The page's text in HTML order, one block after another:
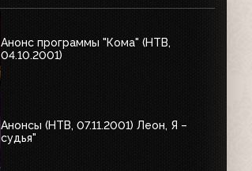
Анонс программы "Кома" (НТВ,
04.10.2001)
Анонсы (НТВ, 07.11.2001) Леон, Я –
судья"